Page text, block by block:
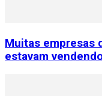
Muitas empresas
estavam